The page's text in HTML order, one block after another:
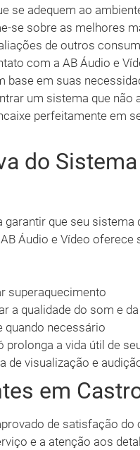
se adequem ao
se sobre as melhores
de outros
com a AB Áudio e
base em suas
um sistema que não
perfeitamente em
do
que seu sistema
Áudio e Vídeo oferece
superaquecimento
a qualidade do som e
necessário
a vida útil de
de visualização e
em
de satisfação do
e a atenção aos